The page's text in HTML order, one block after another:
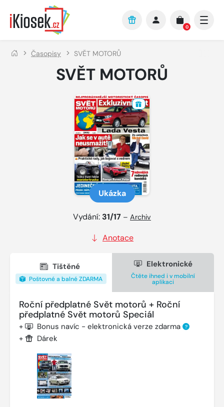
Přejít na hlavní obsah
0
Časopisy SVĚT MOTORŮ
SVĚT MOTORŮ
Ukázka
Vydání: 31/17 – Archiv
Anotace
Tištěné
Poštovné a balné ZDARMA
Elektronické
Čtěte ihned i v mobilní
aplikaci
Roční předplatné Svět motorů + Roční
předplatné Svět motorů Speciál
+ Bonus navíc - elektronická verze zdarma ?
+ Dárek